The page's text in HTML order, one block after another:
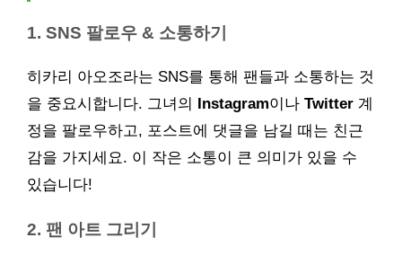
1. SNS 팔로우 & 소통하기
히카리 아오조라는 SNS를 통해 팬들과 소통하는 것
을 중요시합니다. 그녀의 Instagram이나 Twitter 계
정을 팔로우하고, 포스트에 댓글을 남길 때는 친근
감을 가지세요. 이 작은 소통이 큰 의미가 있을 수
있습니다!
2. 팬 아트 그리기